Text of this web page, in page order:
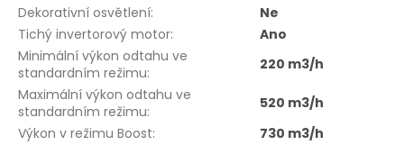
Dekorativní osvětlení:
Ne
Tichý invertorový motor:
Ano
Minimální výkon odtahu ve
standardním režimu:
220 m3/h
Maximální výkon odtahu ve
standardním režimu:
520 m3/h
Výkon v režimu Boost:
730 m3/h